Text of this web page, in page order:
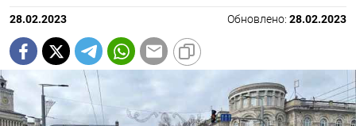
28.02.2023 Обновлено: 28.02.2023